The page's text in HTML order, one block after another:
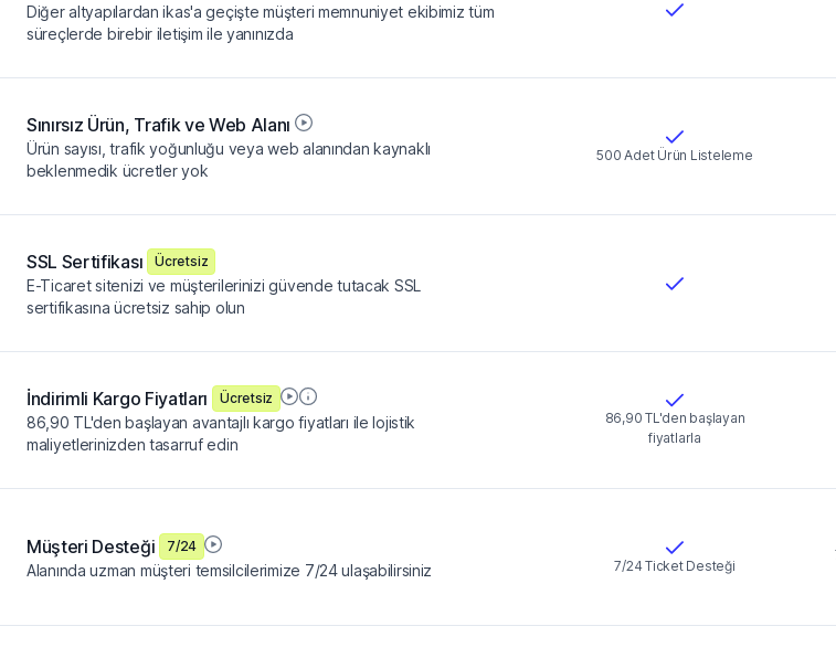
Diğer altyapılardan ikas'a geçişte müşteri memnuniyet ekibimiz tüm
süreçlerde birebir iletişim ile yanınızda
Sınırsız Ürün, Trafik ve Web Alanı
Ürün sayısı, trafik yoğunluğu veya web alanından kaynaklı
beklenmedik ücretler yok
SSL Sertifikası Ücretsiz
E-Ticaret sitenizi ve müşterilerinizi güvende tutacak SSL
sertifikasına ücretsiz sahip olun
İndirimli Kargo Fiyatları Ücretsiz
86,90 TL'den başlayan avantajlı kargo fiyatları ile lojistik
maliyetlerinizden tasarruf edin
Müşteri Desteği 7/24
Alanında uzman müşteri temsilcilerimize 7/24 ulaşabilirsiniz
500 Adet Ürün Listeleme
86,90 TL'den başlayan
fiyatlarla
7/24 Ticket Desteği